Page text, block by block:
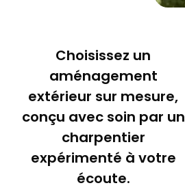
Choisissez un
aménagement
extérieur sur mesure,
conçu avec soin par un
charpentier
expérimenté à votre
écoute.